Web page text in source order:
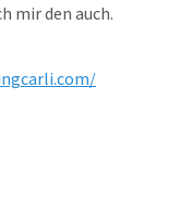
mir den auch.